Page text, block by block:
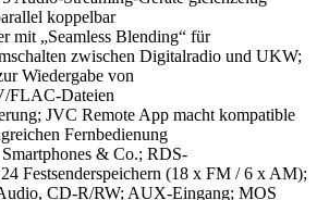
koppelbar
mit „Seamless Blending“ für
zwischen Digitalradio und UKW;
Wiedergabe von
FLAC-Dateien
JVC Remote App macht kompatible
Fernbedienung
& Co.; RDS-
Festsenderspeichern (18 x FM / 6 x AM);
CD-R/RW; AUX-Eingang; MOS